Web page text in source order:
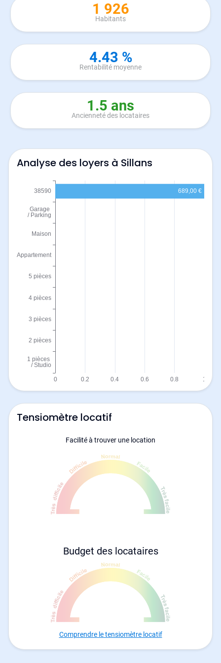
1 926
Habitants
4.43 %
Rentabilité moyenne
1.5 ans
Ancienneté des locataires
Analyse des loyers à Sillans
Tensiomètre locatif
Facilité à trouver une location
Budget des locataires
Comprendre le tensiomètre locatif